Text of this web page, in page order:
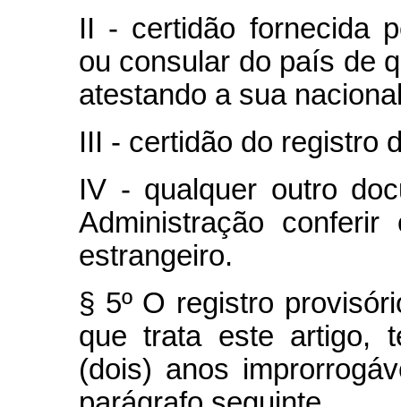
II - certidão fornecida
ou consular do país de
atestando a sua
III - certidão do registro
IV - qualquer outro
Administração
estrangeiro.
§ 5º O registro
que trata este artigo,
(dois) anos